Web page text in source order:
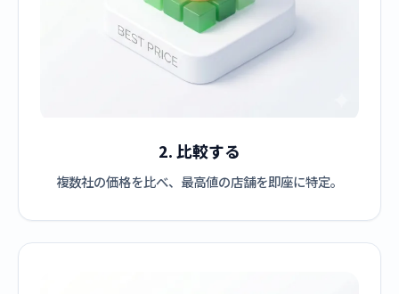
2. 比較する
複数社の価格を比べ、最高値の店舗を即座に特定。